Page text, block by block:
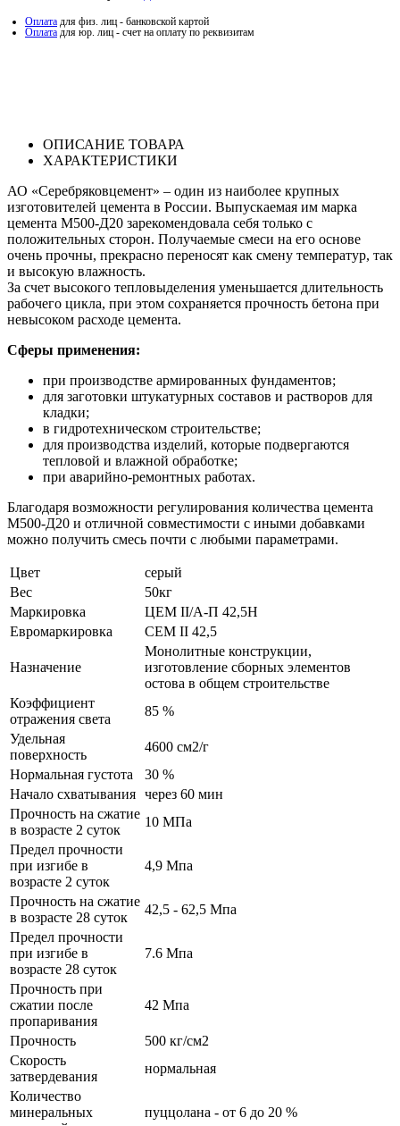
Оплата для физ. лиц - банковской картой
Оплата для юр. лиц - счет на оплату по реквизитам
ОПИСАНИЕ ТОВАРА
ХАРАКТЕРИСТИКИ
АО «Серебряковцемент» – один из наиболее крупных
изготовителей цемента в России. Выпускаемая им марка
цемента М500-Д20 зарекомендовала себя только с
положительных сторон. Получаемые смеси на его основе
очень прочны, прекрасно переносят как смену температур, так
и высокую влажность.
За счет высокого тепловыделения уменьшается длительность
рабочего цикла, при этом сохраняется прочность бетона при
невысоком расходе цемента.
Сферы применения:
при производстве армированных фундаментов;
для заготовки штукатурных составов и растворов для
кладки;
в гидротехническом строительстве;
для производства изделий, которые подвергаются
тепловой и влажной обработке;
при аварийно-ремонтных работах.
Благодаря возможности регулирования количества цемента
М500-Д20 и отличной совместимости с иными добавками
можно получить смесь почти с любыми параметрами.
Цвет
серый
Вес
50кг
Маркировка
ЦЕМ II/А-П 42,5Н
Евромаркировка
CEM II 42,5
Назначение
Монолитные конструкции,
изготовление сборных элементов
остова в общем строительстве
Коэффициент
отражения света
85 %
Удельная
поверхность
4600 см2/г
Нормальная густота
30 %
Начало схватывания через 60 мин
Прочность на сжатие
в возрасте 2 суток
10 МПа
Предел прочности
при изгибе в
возрасте 2 суток
4,9 Мпа
Прочность на сжатие
в возрасте 28 суток
42,5 - 62,5 Мпа
Предел прочности
при изгибе в
возрасте 28 суток
7.6 Мпа
Прочность при
сжатии после
пропаривания
42 Мпа
Прочность
500 кг/см2
Скорость
затвердевания
нормальная
Количество
минеральных
пуццолана - от 6 до 20 %